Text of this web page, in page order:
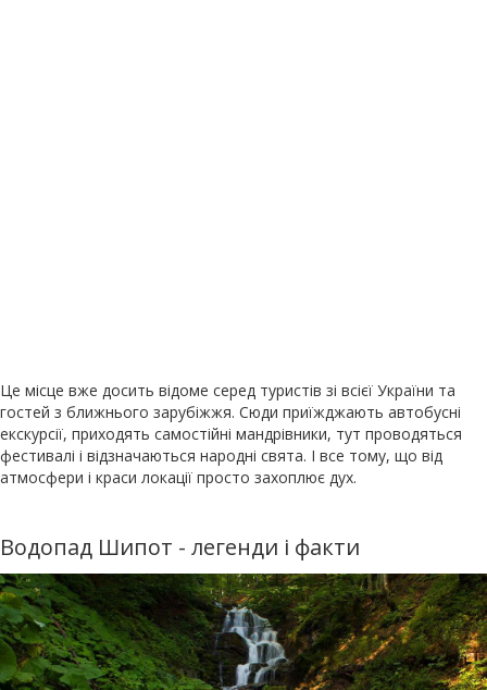
Це місце вже досить відоме серед туристів зі всієї України та
гостей з ближнього зарубіжжя. Сюди приїжджають автобусні
екскурсії, приходять самостійні мандрівники, тут проводяться
фестивалі і відзначаються народні свята. І все тому, що від
атмосфери і краси локації просто захоплює дух.
Водопад Шипот - легенди і факти